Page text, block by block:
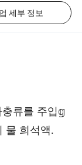
세부 정보
충류를 주입𝕘
물 희석액.